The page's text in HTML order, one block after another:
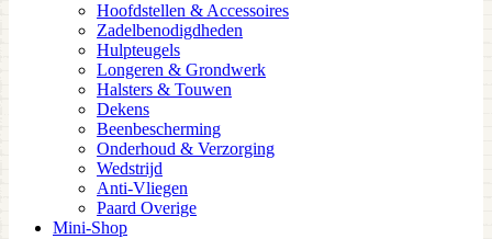
Hoofdstellen & Accessoires
Zadelbenodigdheden
Hulpteugels
Longeren & Grondwerk
Halsters & Touwen
Dekens
Beenbescherming
Onderhoud & Verzorging
Wedstrijd
Anti-Vliegen
Paard Overige
Mini-Shop